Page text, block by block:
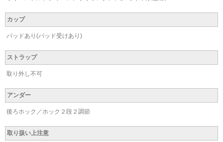
カップ
パッドあり(パッド受けあり)
ストラップ
取り外し不可
アンダー
後ろホック／ホック２段２調節
取り扱い上注意